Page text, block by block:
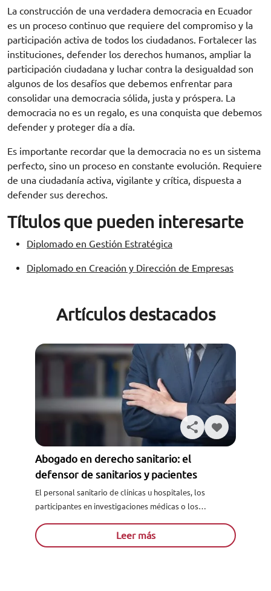
La construcción de una verdadera democracia en Ecuador
es un proceso continuo que requiere del compromiso y la
participación activa de todos los ciudadanos. Fortalecer las
instituciones, defender los derechos humanos, ampliar la
participación ciudadana y luchar contra la desigualdad son
algunos de los desafíos que debemos enfrentar para
consolidar una democracia sólida, justa y próspera. La
democracia no es un regalo, es una conquista que debemos
defender y proteger día a día.
Es importante recordar que la democracia no es un sistema
perfecto, sino un proceso en constante evolución. Requiere
de una ciudadanía activa, vigilante y crítica, dispuesta a
defender sus derechos.
Títulos que pueden interesarte
Diplomado en Gestión Estratégica
Diplomado en Creación y Dirección de Empresas
Artículos destacados
Abogado en derecho sanitario: el
defensor de sanitarios y pacientes
El personal sanitario de clínicas u hospitales, los
participantes en investigaciones médicas o los
que pueden ocasionar daños en...
Leer más